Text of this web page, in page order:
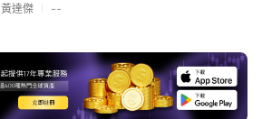
黃達傑 --